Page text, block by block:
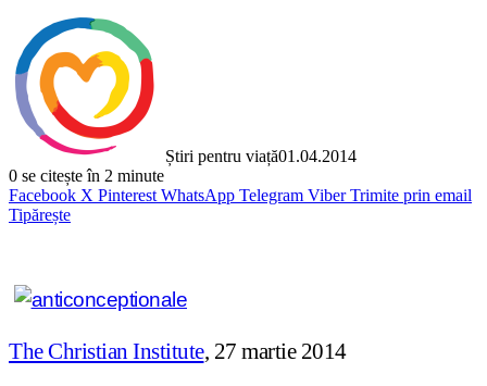
Știri pentru viață01.04.2014
0 se citește în 2 minute
Facebook X Pinterest WhatsApp Telegram Viber Trimite prin email
Tipărește
The Christian Institute, 27 martie 2014